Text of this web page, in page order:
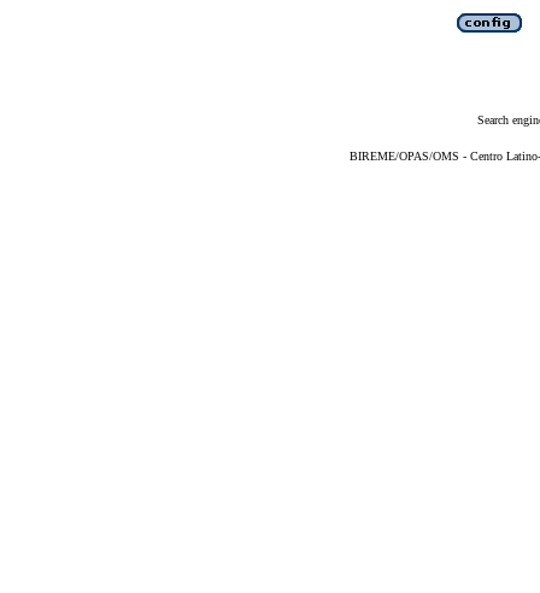
Search
BIREME/OPAS/OMS - Centro Latino-